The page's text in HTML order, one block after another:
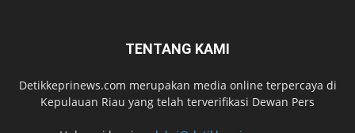
TENTANG KAMI
Detikkeprinews.com merupakan media online terpercaya di
Kepulauan Riau yang telah terverifikasi Dewan Pers